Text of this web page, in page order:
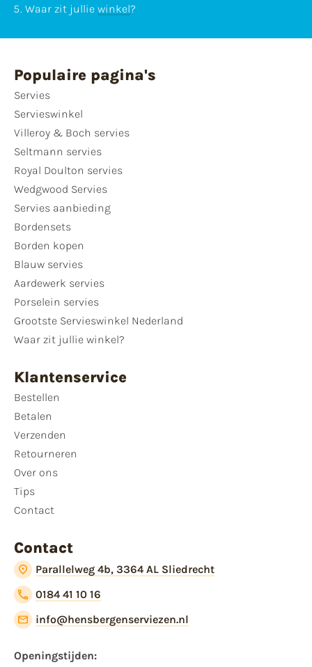
Waar zit jullie winkel?
Populaire pagina's
Servies
Servieswinkel
Villeroy & Boch servies
Seltmann servies
Royal Doulton servies
Wedgwood Servies
Servies aanbieding
Bordensets
Borden kopen
Blauw servies
Aardewerk servies
Porselein servies
Grootste Servieswinkel Nederland
Waar zit jullie winkel?
Klantenservice
Bestellen
Betalen
Verzenden
Retourneren
Over ons
Tips
Contact
Contact
Parallelweg 4b, 3364 AL Sliedrecht
0184 41 10 16
info@hensbergenserviezen.nl
Openingstijden: